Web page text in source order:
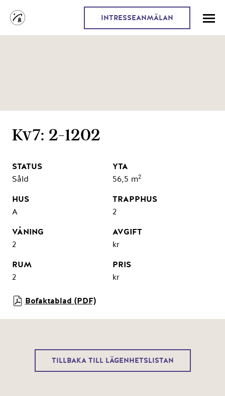
INTRESSEANMÄLAN
Kv7: 2-1202
Såld 56,5 m2
A 2
2 kr
2 kr
Bofaktablad (PDF)
TILLBAKA TILL LÄGENHETSLISTAN